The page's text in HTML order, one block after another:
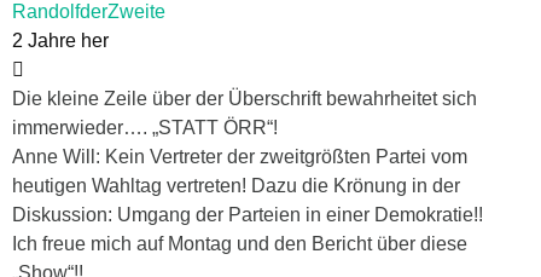
RandolfderZweite
2 Jahre her
Die kleine Zeile über der Überschrift bewahrheitet sich
immerwieder…. „STATT ÖRR“!
Anne Will: Kein Vertreter der zweitgrößten Partei vom
heutigen Wahltag vertreten! Dazu die Krönung in der
Diskussion: Umgang der Parteien in einer Demokratie!!
Ich freue mich auf Montag und den Bericht über diese